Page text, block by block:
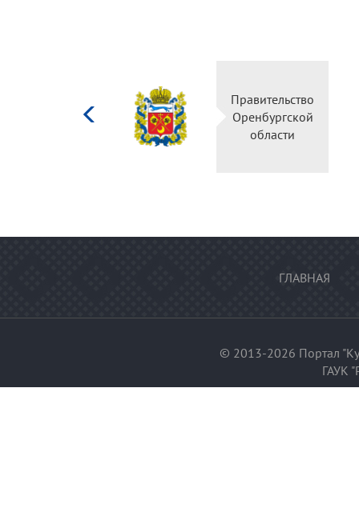
Министерство
культуры
Российской
федерации
ГЛАВНАЯ
© 2013-2026 Портал
ГАУК